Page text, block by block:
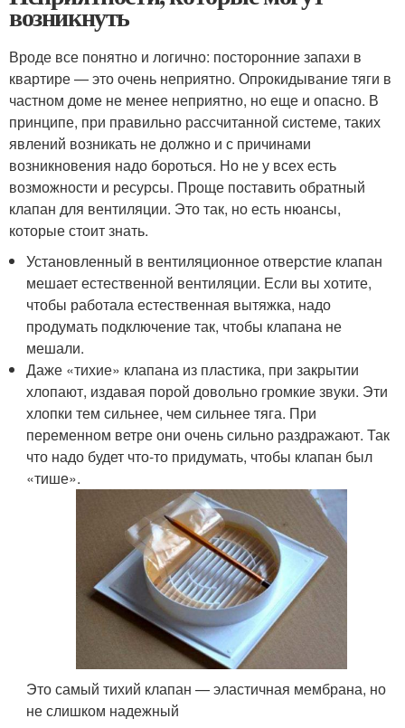
возникнуть
Вроде все понятно и логично: посторонние запахи в
квартире — это очень неприятно. Опрокидывание тяги в
частном доме не менее неприятно, но еще и опасно. В
принципе, при правильно рассчитанной системе, таких
явлений возникать не должно и с причинами
возникновения надо бороться. Но не у всех есть
возможности и ресурсы. Проще поставить обратный
клапан для вентиляции. Это так, но есть нюансы,
которые стоит знать.
Установленный в вентиляционное отверстие клапан
мешает естественной вентиляции. Если вы хотите,
чтобы работала естественная вытяжка, надо
продумать подключение так, чтобы клапана не
мешали.
Даже «тихие» клапана из пластика, при закрытии
хлопают, издавая порой довольно громкие звуки. Эти
хлопки тем сильнее, чем сильнее тяга. При
переменном ветре они очень сильно раздражают. Так
что надо будет что-то придумать, чтобы клапан был
«тише».
Это самый тихий клапан — эластичная мембрана, но
не слишком надежный